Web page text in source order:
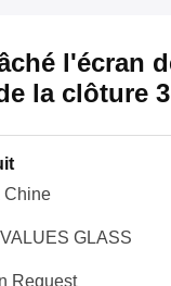
l'écran
la clôture
Chine
VALUES GLASS
Request